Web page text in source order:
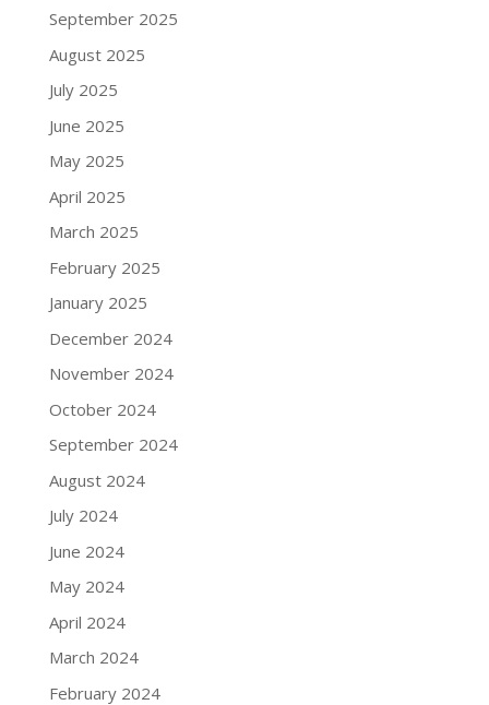
September 2025
August 2025
July 2025
June 2025
May 2025
April 2025
March 2025
February 2025
January 2025
December 2024
November 2024
October 2024
September 2024
August 2024
July 2024
June 2024
May 2024
April 2024
March 2024
February 2024